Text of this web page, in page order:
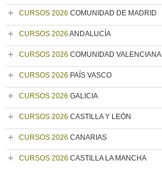
CURSOS 2026 COMUNIDAD DE MADRID
CURSOS 2026 ANDALUCÍA
CURSOS 2026 COMUNIDAD VALENCIANA
CURSOS 2026 PAÍS VASCO
CURSOS 2026 GALICIA
CURSOS 2026 CASTILLA Y LEÓN
CURSOS 2026 CANARIAS
CURSOS 2026 CASTILLA LA MANCHA